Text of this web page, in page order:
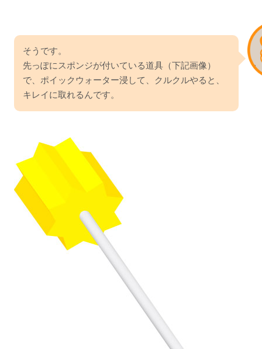
そうです。
先っぽにスポンジが付いている道具（下記画像）
で、ポイックウォーター浸して、クルクルやると、
キレイに取れるんです。